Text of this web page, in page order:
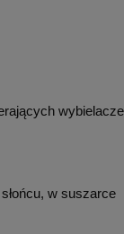
wybielacze
w suszarce